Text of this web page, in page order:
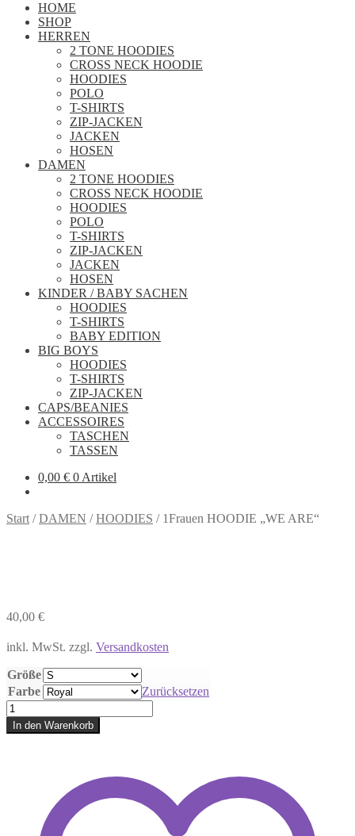
HOME
SHOP
HERREN
2 TONE HOODIES
CROSS NECK HOODIE
HOODIES
POLO
T-SHIRTS
ZIP-JACKEN
JACKEN
HOSEN
DAMEN
2 TONE HOODIES
CROSS NECK HOODIE
HOODIES
POLO
T-SHIRTS
ZIP-JACKEN
JACKEN
HOSEN
KINDER / BABY SACHEN
HOODIES
T-SHIRTS
BABY EDITION
BIG BOYS
HOODIES
T-SHIRTS
ZIP-JACKEN
CAPS/BEANIES
ACCESSOIRES
TASCHEN
TASSEN
0,00 € 0 Artikel
Start /DAMEN /HOODIES / 1Frauen HOODIE „WE ARE“
40,00 €
inkl. MwSt. zzgl. Versandkosten
Größe
Farbe
Zurücksetzen
1Frauen
HOODIE
„WE
In den Warenkorb